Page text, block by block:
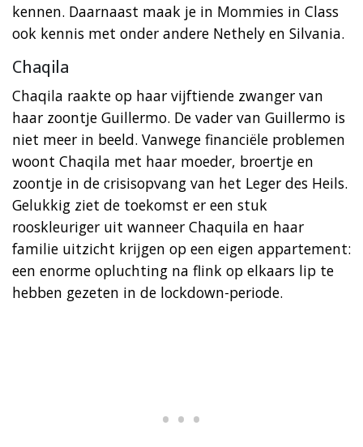
kennen. Daarnaast maak je in Mommies in Class
ook kennis met onder andere Nethely en Silvania.
Chaqila
Chaqila raakte op haar vijftiende zwanger van
haar zoontje Guillermo. De vader van Guillermo is
niet meer in beeld. Vanwege financiële problemen
woont Chaqila met haar moeder, broertje en
zoontje in de crisisopvang van het Leger des Heils.
Gelukkig ziet de toekomst er een stuk
rooskleuriger uit wanneer Chaquila en haar
familie uitzicht krijgen op een eigen appartement:
een enorme opluchting na flink op elkaars lip te
hebben gezeten in de lockdown-periode.